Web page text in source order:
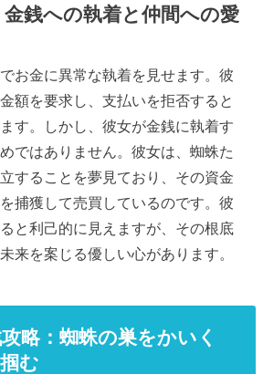
銭への執着と仲間への愛
お金に異常な執着を見せます。彼
額を要求し、支払いを拒否すると
す。しかし、彼女が金銭に執着す
ではありません。彼女は、蜘蛛た
することを夢見ており、その資金
捕獲して売買しているのです。彼
と利己的に見えますが、その根底
来を案じる優しい心があります。
略：蜘蛛の巣をかいく
む